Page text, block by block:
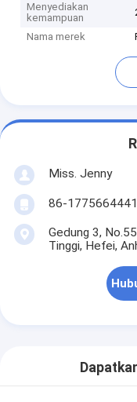
Menyediakan
kemampuan
Nama merek
Miss. Jenny
86-
Gedung 3,
Tinggi, Hefei,